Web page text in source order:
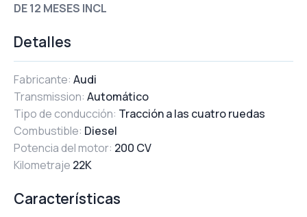
DE 12 MESES INCL
Detalles
Fabricante: Audi
Transmission: Automático
Tipo de conducción: Tracción a las cuatro ruedas
Combustible: Diesel
Potencia del motor: 200 CV
Kilometraje 22K
Características